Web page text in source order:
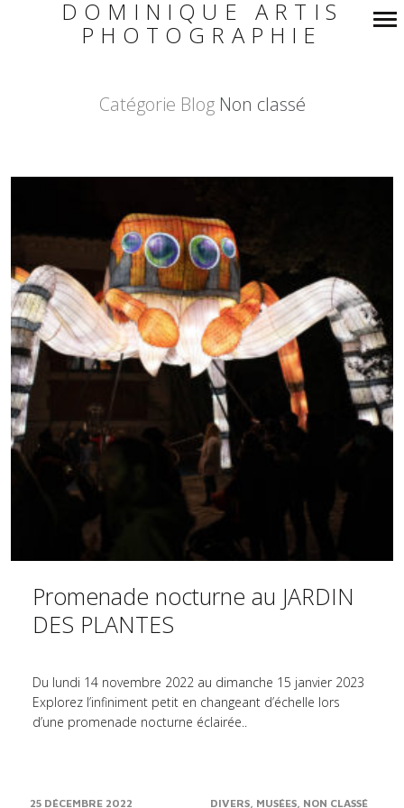
Navigation
DOMINIQUE ARTIS
PHOTOGRAPHIE
Catégorie Blog Non classé
Promenade nocturne au JARDIN
DES PLANTES
Du lundi 14 novembre 2022 au dimanche 15 janvier 2023
Explorez l’infiniment petit en changeant d’échelle lors
d’une promenade nocturne éclairée..
25 DÉCEMBRE 2022 DIVERS MUSÉES NON CLASSÉ